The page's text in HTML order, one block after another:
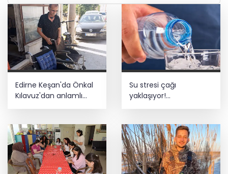
Edirne Keşan'da Önkal
Kılavuz'dan anlamlı
çalışma
Su stresi çağı
yaklaşıyor!
Uzmanlardan Türkiye